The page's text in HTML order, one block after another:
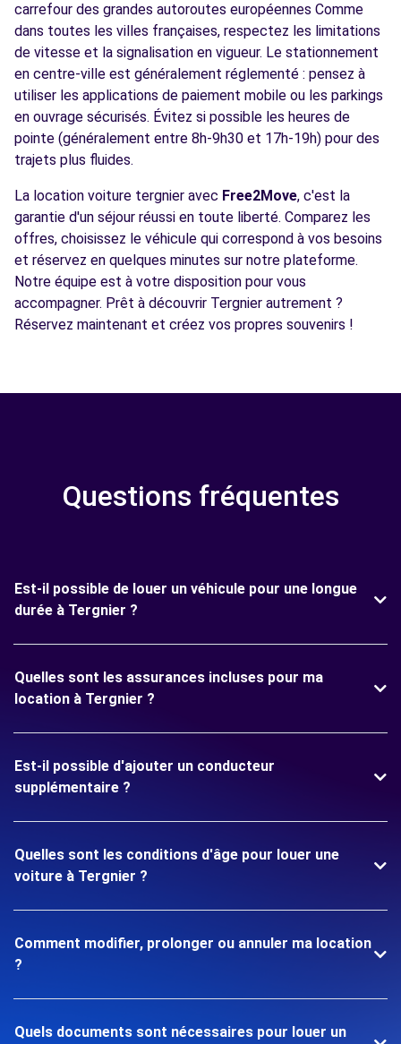
carrefour des grandes autoroutes européennes Comme
dans toutes les villes françaises, respectez les limitations
de vitesse et la signalisation en vigueur. Le stationnement
en centre-ville est généralement réglementé : pensez à
utiliser les applications de paiement mobile ou les parkings
en ouvrage sécurisés. Évitez si possible les heures de
pointe (généralement entre 8h-9h30 et 17h-19h) pour des
trajets plus fluides.
La location voiture tergnier avec Free2Move, c'est la
garantie d'un séjour réussi en toute liberté. Comparez les
offres, choisissez le véhicule qui correspond à vos besoins
et réservez en quelques minutes sur notre plateforme.
Notre équipe est à votre disposition pour vous
accompagner. Prêt à découvrir Tergnier autrement ?
Réservez maintenant et créez vos propres souvenirs !
Questions fréquentes
Est-il possible de louer un véhicule pour une longue
durée à Tergnier ?
Quelles sont les assurances incluses pour ma
location à Tergnier ?
Est-il possible d'ajouter un conducteur
supplémentaire ?
Quelles sont les conditions d'âge pour louer une
voiture à Tergnier ?
Comment modifier, prolonger ou annuler ma location
?
Quels documents sont nécessaires pour louer un